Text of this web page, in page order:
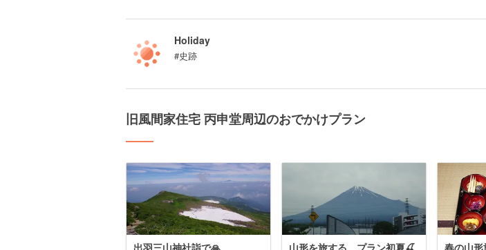
Holiday
#史跡
旧風間家住宅 丙申堂周辺のおでかけプラン
出羽三山神社詣で🙏 山形を旅する プラン初夏🍒 春の山